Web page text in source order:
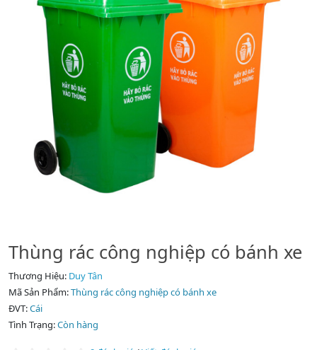
Thùng rác công nghiệp có bánh xe
Thương Hiệu: Duy Tân
Mã Sản Phẩm:Thùng rác công nghiệp có bánh xe
ĐVT:Cái
Tình Trạng:Còn hàng